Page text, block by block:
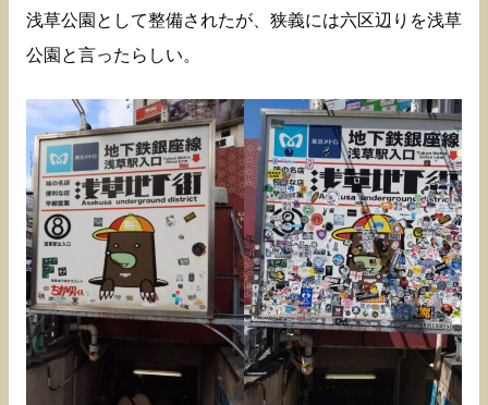
浅草公園として整備されたが、狭義には六区辺りを浅草
公園と言ったらしい。